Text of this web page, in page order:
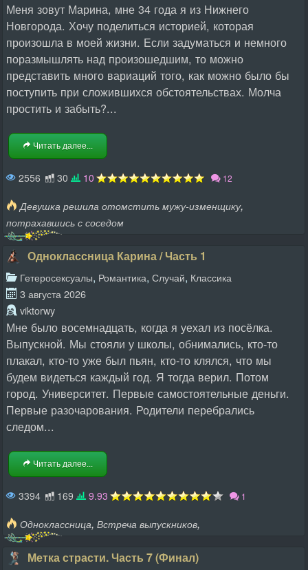
Меня зовут Марина, мне 34 года я из Нижнего
Новгорода. Хочу поделиться историей, которая
произошла в моей жизни. Если задуматься и немного
поразмышлять над произошедшим, то можно
представить много вариаций того, как можно было бы
поступить при сложившихся обстоятельствах. Молча
простить и забыть?...
Читать далее...
2556 30 10 12
Девушка решила отомстить мужу-изменщику,
потрахавшись с соседом
Одноклассница Карина / Часть 1
Гетеросексуалы, Романтика, Случай, Классика
3 августа 2026
viktorwy
Мне было восемнадцать, когда я уехал из посёлка.
Выпускной. Мы стояли у школы, обнимались, кто-то
плакал, кто-то уже был пьян, кто-то клялся, что мы
будем видеться каждый год. Я тогда верил. Потом
город. Университет. Первые самостоятельные деньги.
Первые разочарования. Родители перебрались
следом...
Читать далее...
3394 169 9.93 1
Одноклассница, Встреча выпускников,
Метка страсти. Часть 7 (Финал)